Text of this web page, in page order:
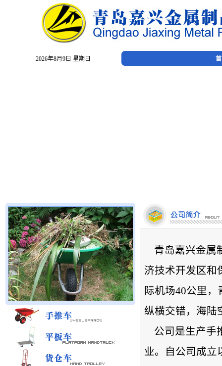
2026年8月9日 星期日
青岛嘉兴金属
济技术开发区和
际机场40公里
纵横交错，海陆
公司是生产手
业。自公司成立